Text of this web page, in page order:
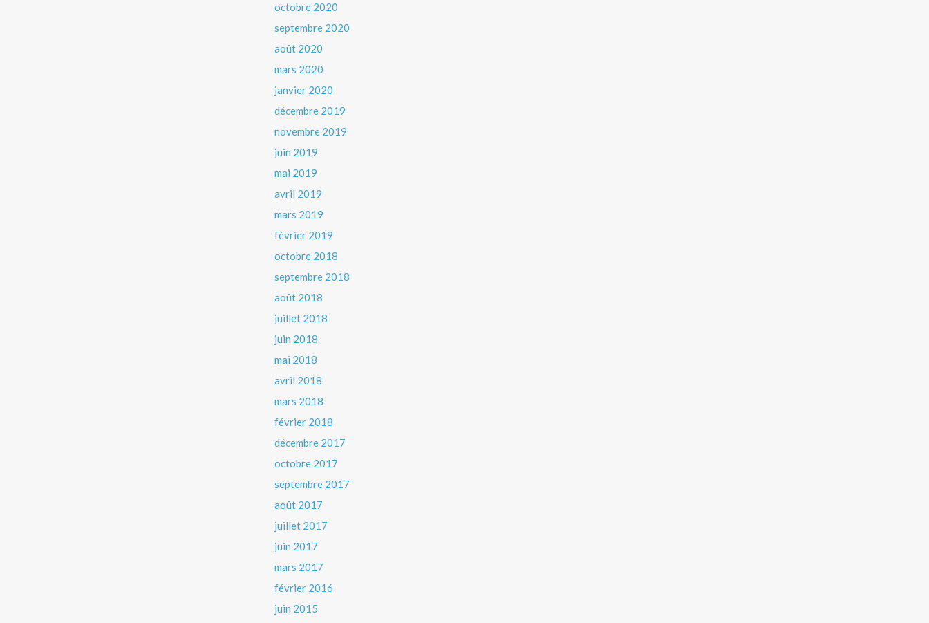
octobre 2020
septembre 2020
août 2020
mars 2020
janvier 2020
décembre 2019
novembre 2019
juin 2019
mai 2019
avril 2019
mars 2019
février 2019
octobre 2018
septembre 2018
août 2018
juillet 2018
juin 2018
mai 2018
avril 2018
mars 2018
février 2018
décembre 2017
octobre 2017
septembre 2017
août 2017
juillet 2017
juin 2017
mars 2017
février 2016
juin 2015